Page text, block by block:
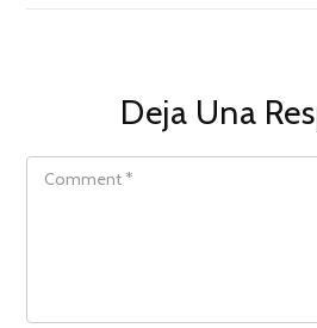
Deja Una
COMMENT